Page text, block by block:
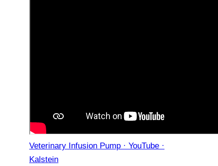
Veterinary Infusion Pump · YouTube ·
Kalstein